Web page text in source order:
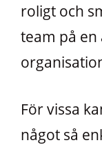
roligt och
team på
För vissa
något så